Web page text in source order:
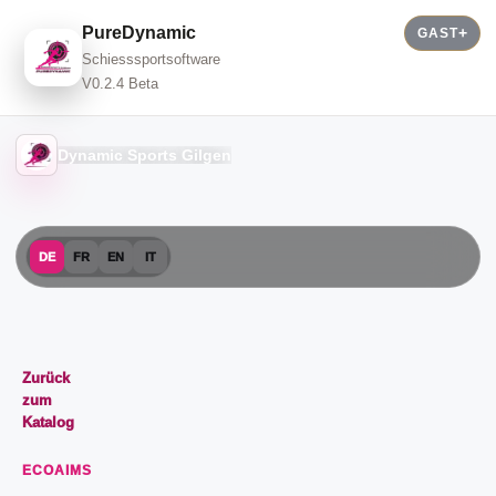
PureDynamic
Schiesssportsoftware
V0.2.4 Beta
GAST
Dynamic Sports Gilgen
DE FR EN IT
Zurück
zum
Katalog
ECOAIMS